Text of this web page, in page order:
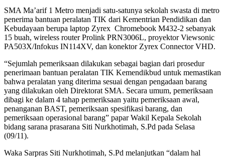
Metro
Satu-
Satunya
Sekolah
Swasta
Bantuan
Peralatan
TIK
Kemendikbud
2021
Di
Kota
Metro
SMA Ma’arif 1 Metro menjadi satu-satunya sekolah swasta di metro
penerima bantuan peralatan TIK dari Kementrian Pendidikan dan
Kebudayaan berupa laptop Zyrex Chromebook M432-2 sebanyak
15 buah, wireless router Prolink PRN3006L, proyektor Viewsonic
PA503X/Infokus IN114XV, dan konektor Zyrex Connector VHD.
“Sejumlah pemeriksaan dilakukan sebagai bagian dari prosedur
penerimaan bantuan peralatan TIK Kemendikbud untuk memastikan
bahwa peralatan yang diterima sesuai dengan pengadaan barang
yang dilakukan oleh Direktorat SMA. Secara umum, pemeriksaan
dibagi ke dalam 4 tahap pemeriksaan yaitu pemeriksaan awal,
penanganan BAST, pemeriksaan spesifikasi barang, dan
pemeriksaan operasional barang” papar Wakil Kepala Sekolah
bidang sarana prasarana Siti Nurkhotimah, S.Pd pada Selasa
(09/11).
Waka Sarpras Siti Nurkhotimah, S.Pd melanjutkan “dalam hal